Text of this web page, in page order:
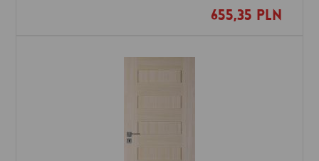
655,35 PLN
Dodaj do ulubionych